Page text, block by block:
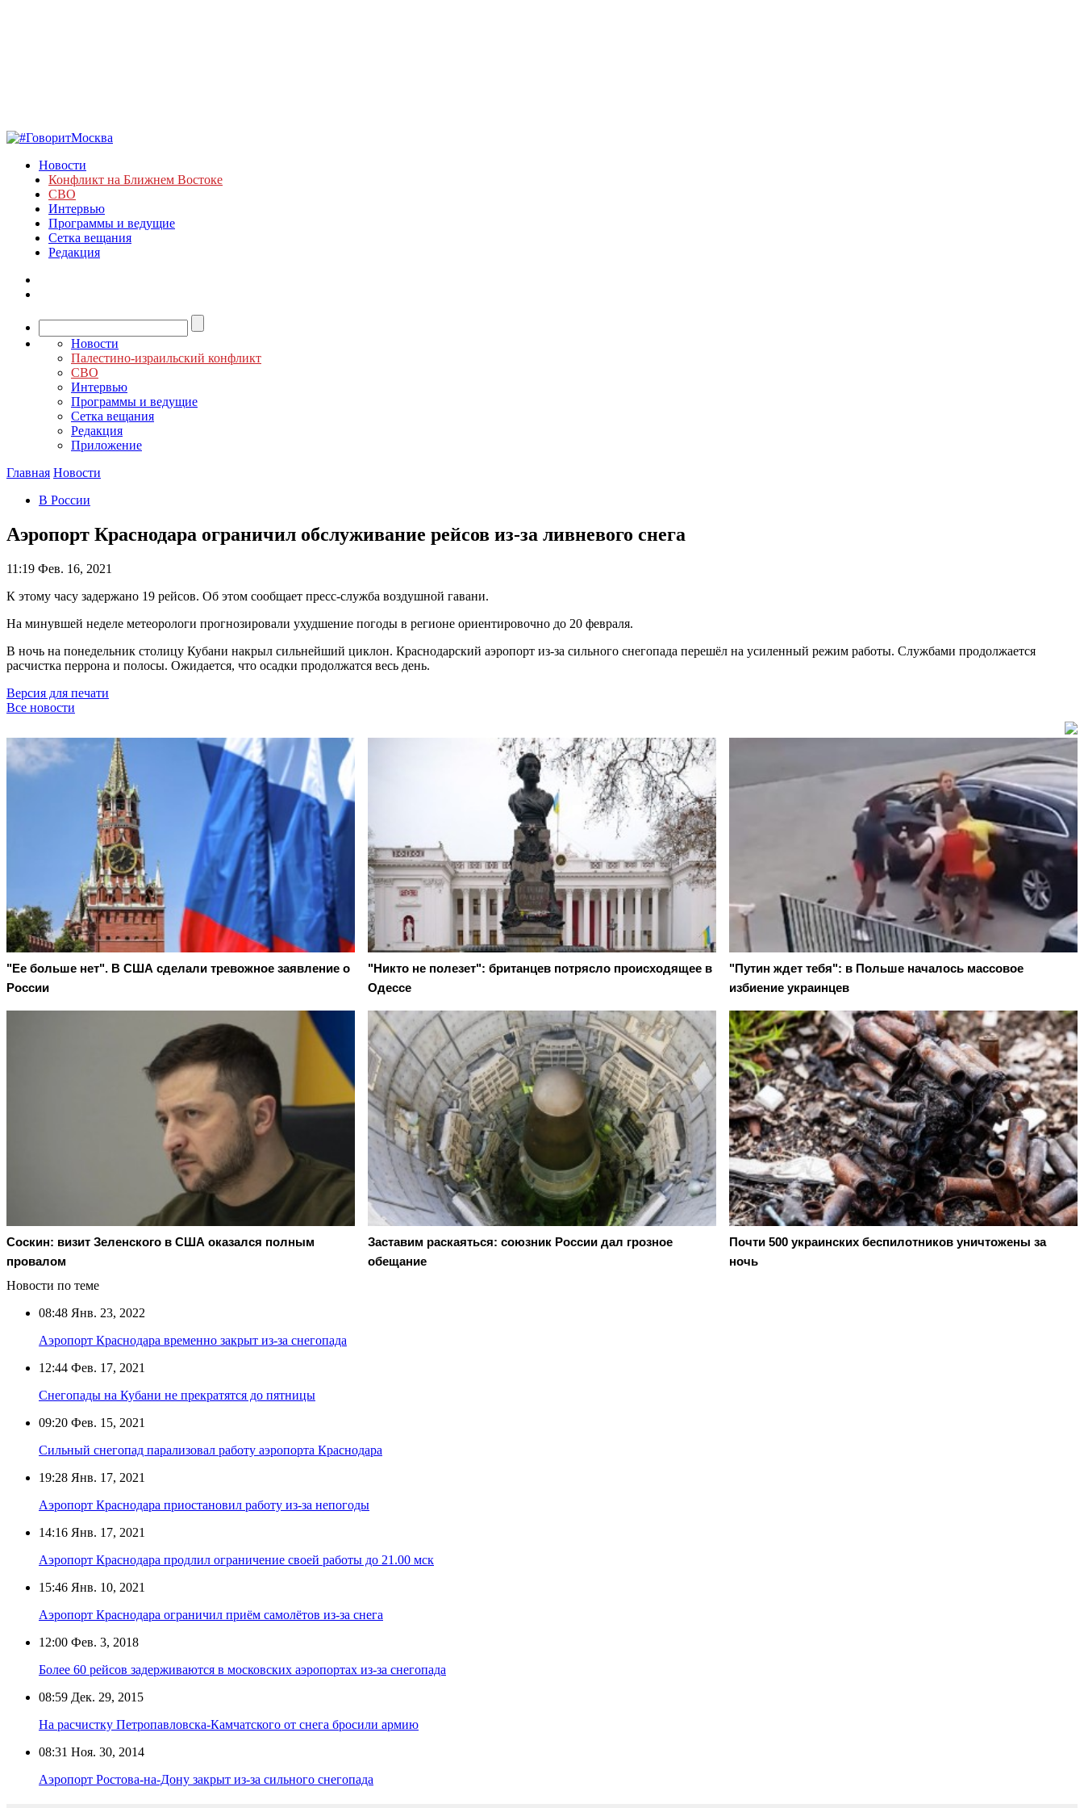
Новости
Конфликт на Ближнем Востоке
СВО
Интервью
Программы и ведущие
Сетка вещания
Редакция
Новости
Палестино-израильский конфликт
СВО
Интервью
Программы и ведущие
Сетка вещания
Редакция
Приложение
Главная Новости
В России
Аэропорт Краснодара ограничил обслуживание рейсов из-за ливневого снега
11:19 Фев. 16, 2021
К этому часу задержано 19 рейсов. Об этом сообщает пресс-служба воздушной гавани.
На минувшей неделе метеорологи прогнозировали ухудшение погоды в регионе ориентировочно до 20 февраля.
В ночь на понедельник столицу Кубани накрыл сильнейший циклон. Краснодарский аэропорт из-за сильного снегопада перешёл на усиленный режим работы. Службами продолжается
расчистка перрона и полосы. Ожидается, что осадки продолжатся весь день.
Версия для печати
Все новости
"Ее больше нет". В США сделали тревожное заявление о
России
"Никто не полезет": британцев потрясло происходящее в
Одессе
"Путин ждет тебя": в Польше началось массовое
избиение украинцев
Соскин: визит Зеленского в США оказался полным
провалом
Заставим раскаяться: союзник России дал грозное
обещание
Почти 500 украинских беспилотников уничтожены за
ночь
Новости по теме
08:48 Янв. 23, 2022
Аэропорт Краснодара временно закрыт из-за снегопада
12:44 Фев. 17, 2021
Снегопады на Кубани не прекратятся до пятницы
09:20 Фев. 15, 2021
Сильный снегопад парализовал работу аэропорта Краснодара
19:28 Янв. 17, 2021
Аэропорт Краснодара приостановил работу из-за непогоды
14:16 Янв. 17, 2021
Аэропорт Краснодара продлил ограничение своей работы до 21.00 мск
15:46 Янв. 10, 2021
Аэропорт Краснодара ограничил приём самолётов из-за снега
12:00 Фев. 3, 2018
Более 60 рейсов задерживаются в московских аэропортах из-за снегопада
08:59 Дек. 29, 2015
На расчистку Петропавловска-Камчатского от снега бросили армию
08:31 Ноя. 30, 2014
Аэропорт Ростова-на-Дону закрыт из-за сильного снегопада